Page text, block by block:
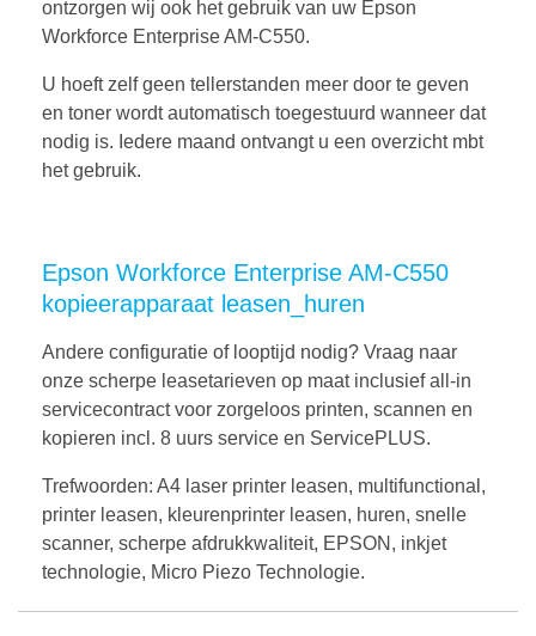
ontzorgen wij ook het gebruik van uw Epson
Workforce Enterprise AM-C550.
U hoeft zelf geen tellerstanden meer door te geven
en toner wordt automatisch toegestuurd wanneer dat
nodig is. Iedere maand ontvangt u een overzicht mbt
het gebruik.
Epson Workforce Enterprise AM-C550
kopieerapparaat leasen_huren
Andere configuratie of looptijd nodig? Vraag naar
onze scherpe leasetarieven op maat inclusief all-in
servicecontract voor zorgeloos printen, scannen en
kopieren incl. 8 uurs service en ServicePLUS.
Trefwoorden: A4 laser printer leasen, multifunctional,
printer leasen, kleurenprinter leasen, huren, snelle
scanner, scherpe afdrukkwaliteit, EPSON, inkjet
technologie, Micro Piezo Technologie.